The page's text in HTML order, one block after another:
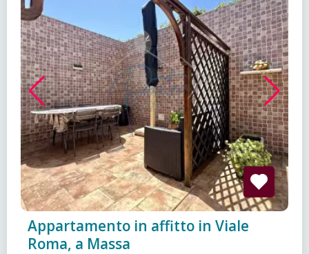
Appartamento in affitto in Viale
Roma, a Massa